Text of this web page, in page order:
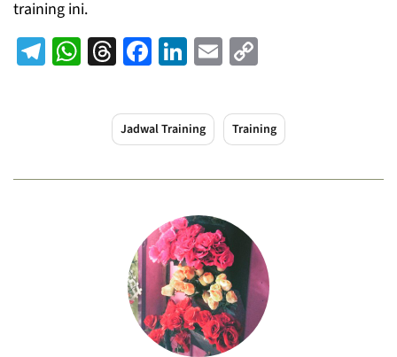
training ini.
Telegram
WhatsApp
Threads
Facebook
LinkedIn
Email
Jadwal Training Training